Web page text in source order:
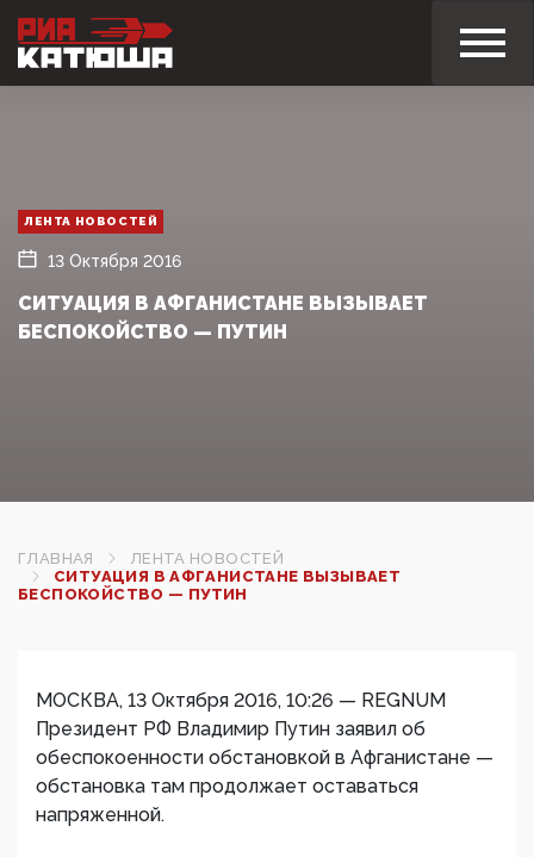
ЛЕНТА НОВОСТЕЙ
13 Октября 2016
СИТУАЦИЯ В АФГАНИСТАНЕ ВЫЗЫВАЕТ
БЕСПОКОЙСТВО — ПУТИН
ГЛАВНАЯ
ЛЕНТА НОВОСТЕЙ
СИТУАЦИЯ В АФГАНИСТАНЕ ВЫЗЫВАЕТ
БЕСПОКОЙСТВО — ПУТИН
МОСКВА, 13 Октября 2016, 10:26 — REGNUM
Президент РФ Владимир Путин заявил об
обеспокоенности обстановкой в Афганистане —
обстановка там продолжает оставаться
напряженной.